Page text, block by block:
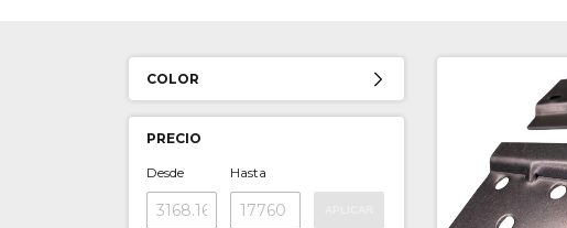
COLOR
PRECIO
Desde Hasta